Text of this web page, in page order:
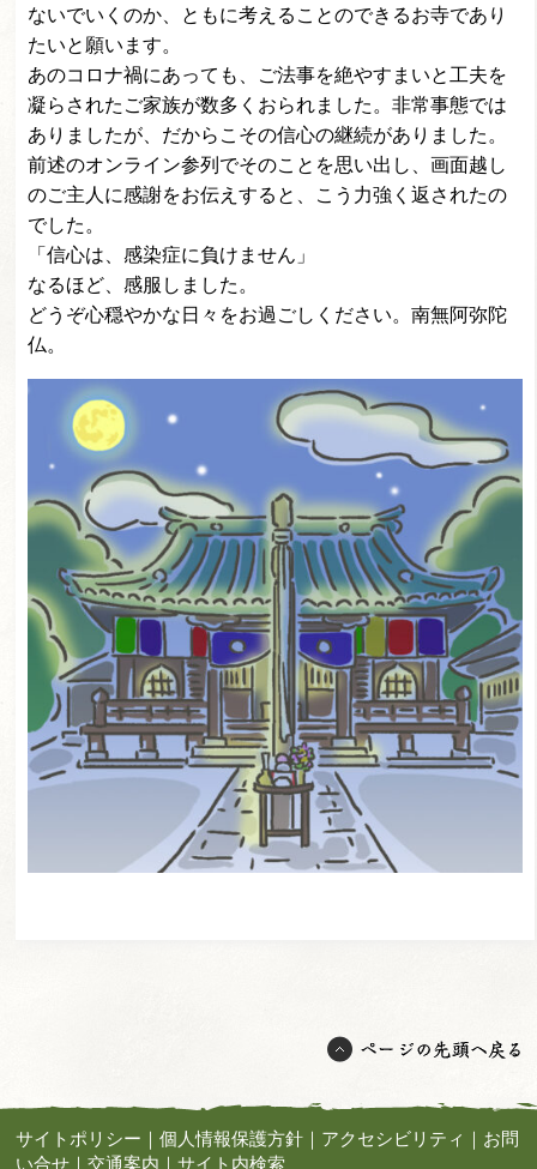
ないでいくのか、ともに考えることのできるお寺であり
たいと願います。
あのコロナ禍にあっても、ご法事を絶やすまいと工夫を
凝らされたご家族が数多くおられました。非常事態では
ありましたが、だからこその信心の継続がありました。
前述のオンライン参列でそのことを思い出し、画面越し
のご主人に感謝をお伝えすると、こう力強く返されたの
でした。
「信心は、感染症に負けません」
なるほど、感服しました。
どうぞ心穏やかな日々をお過ごしください。南無阿弥陀
仏。
サイトポリシー ｜個人情報保護方針 ｜ アクセシビリティ ｜ お問
い合せ ｜交通案内 ｜サイト内検索